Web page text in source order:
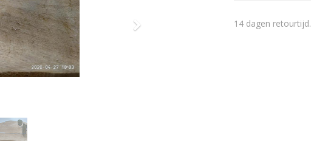
Volgende 14 dagen retourtijd.